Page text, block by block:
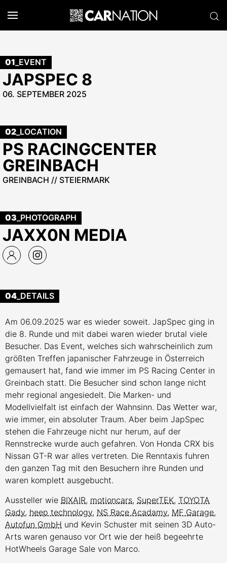
01 _EVENT
JAPSPEC 8
06. SEPTEMBER 2025
02 _LOCATION
PS RACINGCENTER
GREINBACH
GREINBACH // STEIERMARK
03 _PHOTOGRAPH
JAXX0N MEDIA
04 _DETAILS
Am 06.09.2025 war es wieder soweit. JapSpec ging in
die 8. Runde und mit dabei waren wieder brutal viele
Besucher. Das Event, welches sich wahrscheinlich zum
größten Treffen japanischer Fahrzeuge in Österreich
gemausert hat, fand wie immer im PS Racing Center in
Greinbach statt. Die Besucher sind schon lange nicht
mehr regional angesiedelt. Die Marken- und
Modellvielfalt ist einfach der Wahnsinn. Das Wetter war,
wie immer, ein absoluter Traum. Aber beim JapSpec
stehen die Fahrzeuge nicht nur herum, auf der
Rennstrecke wurde auch gefahren. Von Honda CRX bis
Nissan GT-R war alles vertreten. Die Renntaxis fuhren
den ganzen Tag mit den Besuchern ihre Runden und
waren komplett ausgebucht.
Aussteller wie BIXAIR, motioncars, SuperTEK, TOYOTA
Gady, heep technology, NS Race Acadamy, MF Garage,
Autofun GmbH und Kevin Schuster mit seinen 3D Auto-
Arts waren genauso vor Ort wie der heiß begeehrte
HotWheels Garage Sale von Marco.